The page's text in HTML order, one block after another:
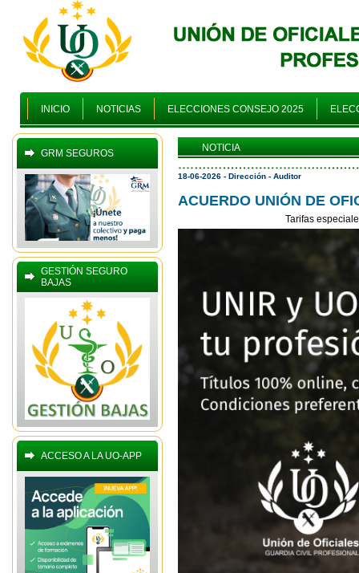
INICIO NOTICIAS ELECCIONES CONSEJO 2025
GRM SEGUROS
GESTIÓN SEGURO
BAJAS
ACCESO A LA UO-APP
NOTICIA
18-06-2026 - Dirección - Auditor
ACUERDO UNIÓN DE
Tarifas